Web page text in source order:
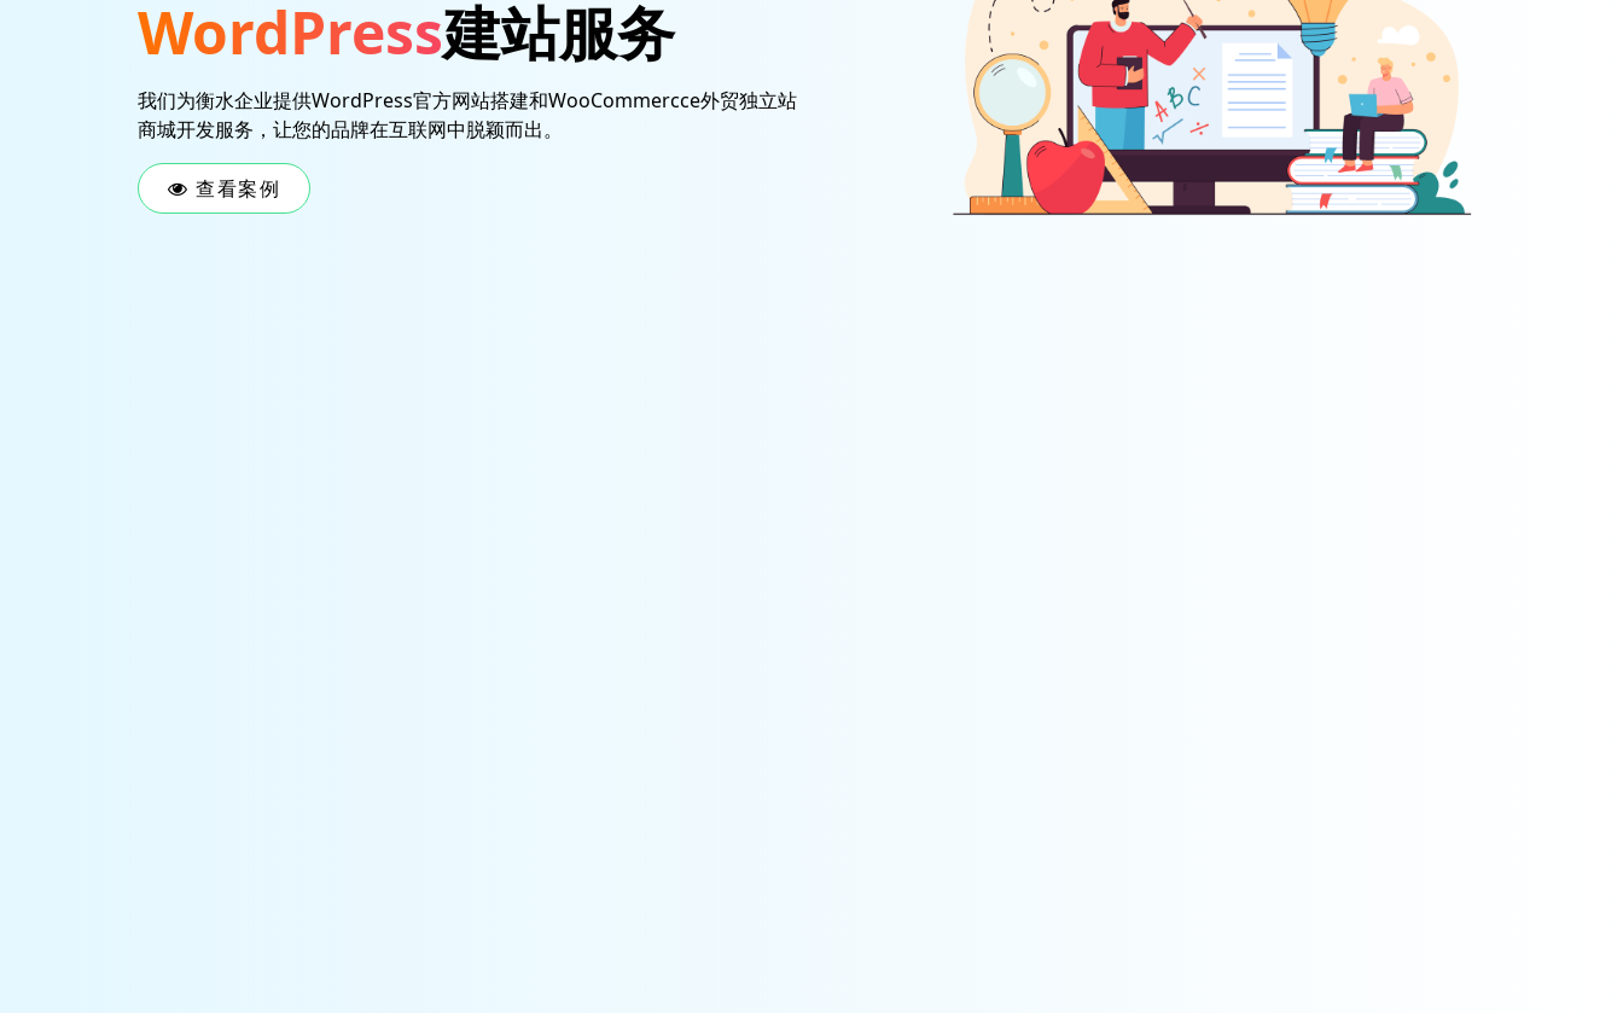
WordPress建站服务
我们为衡水企业提供WordPress官方网站搭建和WooCommercce外贸独立站
商城开发服务，让您的品牌在互联网中脱颖而出。
查看案例